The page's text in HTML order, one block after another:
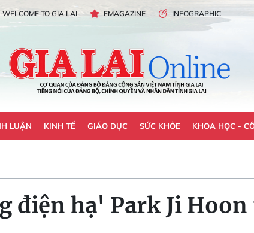
WELCOME TO GIA LAI EMAGAZINE INFOGRAPHIC
LUẬN KINH TẾ GIÁO DỤC SỨC KHỎE KHOA HỌC -
điện hạ' Park Ji